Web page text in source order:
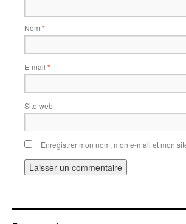
Nom *
E-mail *
Site web
Enregistrer mon nom, mon e-mail et mon